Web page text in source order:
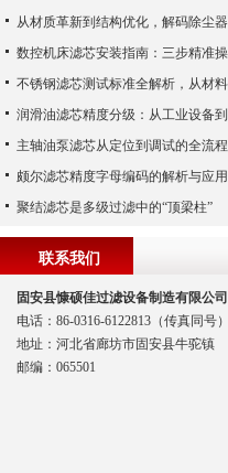
聚结滤芯是多级过滤中的“顶梁柱”
联系我们
固安县慷硕佳过滤设备制造有限公司
电话：86-0316-6122813（传真同号）
地址：河北省廊坊市固安县牛驼镇
邮编：065501